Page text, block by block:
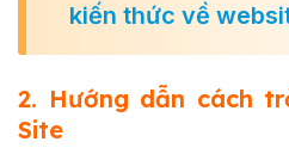
kiến thức về
2. Hướng dẫn cách
Site